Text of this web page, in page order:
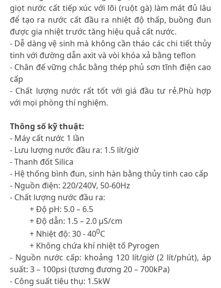
giọt nước cất tiếp xúc với lõi (ruột gà) làm mát đủ lâu
để tạo ra nước cất đầu ra nhiệt độ thấp, buồng đun
được gia nhiệt trước tăng hiệu quả cất nước.
- Dễ dàng vệ sinh mà không cần tháo các chi tiết thủy
tinh với đường dẫn axit và vòi khóa xả bằng teflon
- Chân đế vững chắc bằng thép phủ sơn tĩnh điện cao
cấp
- Chất lượng nước rất tốt với giá đầu tư rẻ.Phù hợp
với mọi phòng thí nghiệm.
Thông số kỹ thuật:
- Máy cất nước 1 lần
- Lưu lượng nước đầu ra: 1.5 lít/giờ
- Thanh đốt Silica
- Hệ thống bình đun, sinh hàn bằng thủy tinh cao cấp
- Nguồn điện: 220/240V, 50-60Hz
- Chất lượng nước đầu ra:
+ Độ pH: 5.0 – 6.5
+ Độ dẫn: 1.5 – 2.0 µS/cm
+ Nhiệt độ: 30 - 400C
+ Không chứa khí nhiệt tố Pyrogen
- Nguồn nước cấp: khoảng 120 lít/giờ (2 lít/phút), áp
suất: 3 – 100psi (tương đương 20 – 700kPa)
- Công suất tiêu thụ: 1.5kW